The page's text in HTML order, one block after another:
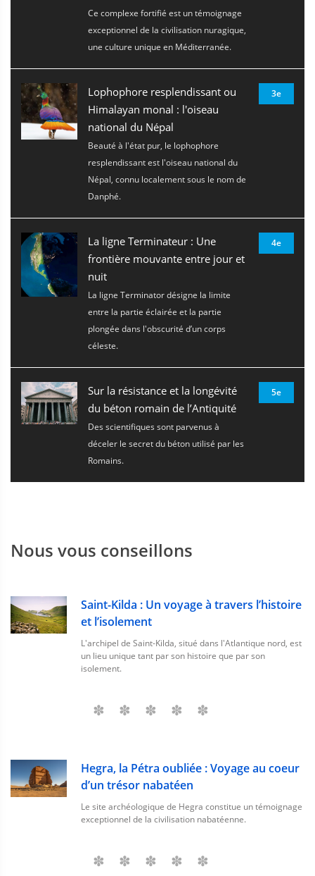
Ce complexe fortifié est un témoignage
exceptionnel de la civilisation nuragique,
une culture unique en Méditerranée.
Lophophore resplendissant ou
Himalayan monal : l'oiseau
national du Népal
Beauté à l'état pur, le lophophore
resplendissant est l'oiseau national du
Népal, connu localement sous le nom de
Danphé.
3e
La ligne Terminateur : Une
frontière mouvante entre jour et
nuit
La ligne Terminator désigne la limite
entre la partie éclairée et la partie
plongée dans l'obscurité d’un corps
céleste.
4e
Sur la résistance et la longévité
du béton romain de l’Antiquité
Des scientifiques sont parvenus à
déceler le secret du béton utilisé par les
Romains.
5e
Nous vous conseillons
Saint-Kilda : Un voyage à travers l’histoire
et l’isolement
L'archipel de Saint-Kilda, situé dans l'Atlantique nord, est
un lieu unique tant par son histoire que par son
isolement.
Hegra, la Pétra oubliée : Voyage au coeur
d’un trésor nabatéen
Le site archéologique de Hegra constitue un témoignage
exceptionnel de la civilisation nabatéenne.